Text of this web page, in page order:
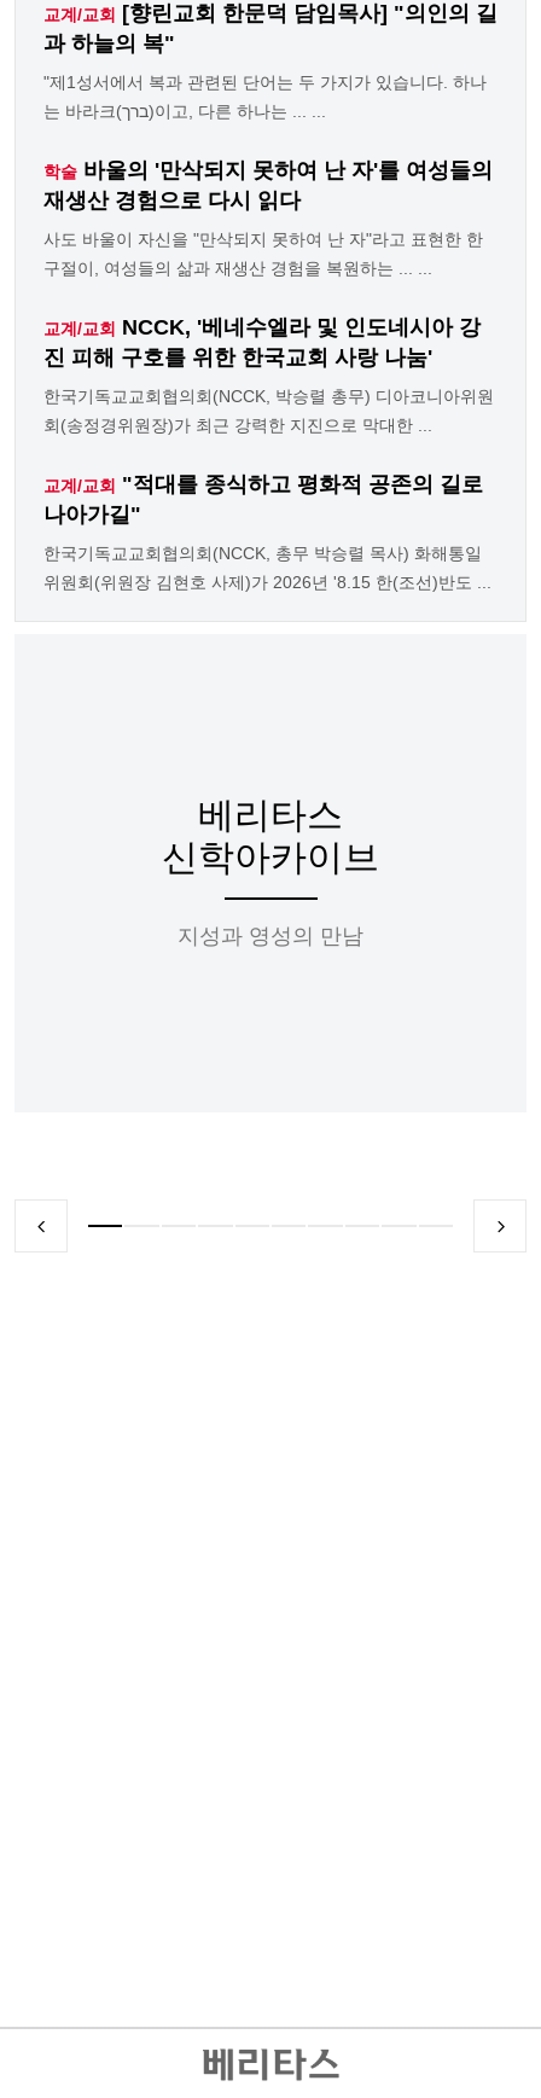
교계/교회
[향린교회 한문덕 담임목사] "의인의 길
과 하늘의 복"
"제1성서에서 복과 관련된 단어는 두 가지가 있습니다. 하나
는 바라크(ברך)이고, 다른 하나는 ... ...
학술 바울의 '만삭되지 못하여 난 자'를 여성들의
재생산 경험으로 다시 읽다
사도 바울이 자신을 "만삭되지 못하여 난 자"라고 표현한 한
구절이, 여성들의 삶과 재생산 경험을 복원하는 ... ...
교계/교회 NCCK, '베네수엘라 및 인도네시아 강
진 피해 구호를 위한 한국교회 사랑 나눔'
한국기독교교회협의회(NCCK, 박승렬 총무) 디아코니아위원
회(송정경위원장)가 최근 강력한 지진으로 막대한 ...
교계/교회 "적대를 종식하고 평화적 공존의 길로
나아가길"
한국기독교교회협의회(NCCK, 총무 박승렬 목사) 화해통일
위원회(위원장 김현호 사제)가 2026년 '8.15 한(조선)반도 ...
베리타스
신학아카이브
지성과 영성의 만남